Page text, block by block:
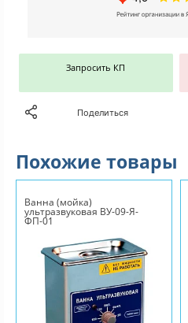
Запросить КП
Поделиться
Похожие товары
Ванна (мойка)
ультразвуковая ВУ-09-Я-
ФП-01